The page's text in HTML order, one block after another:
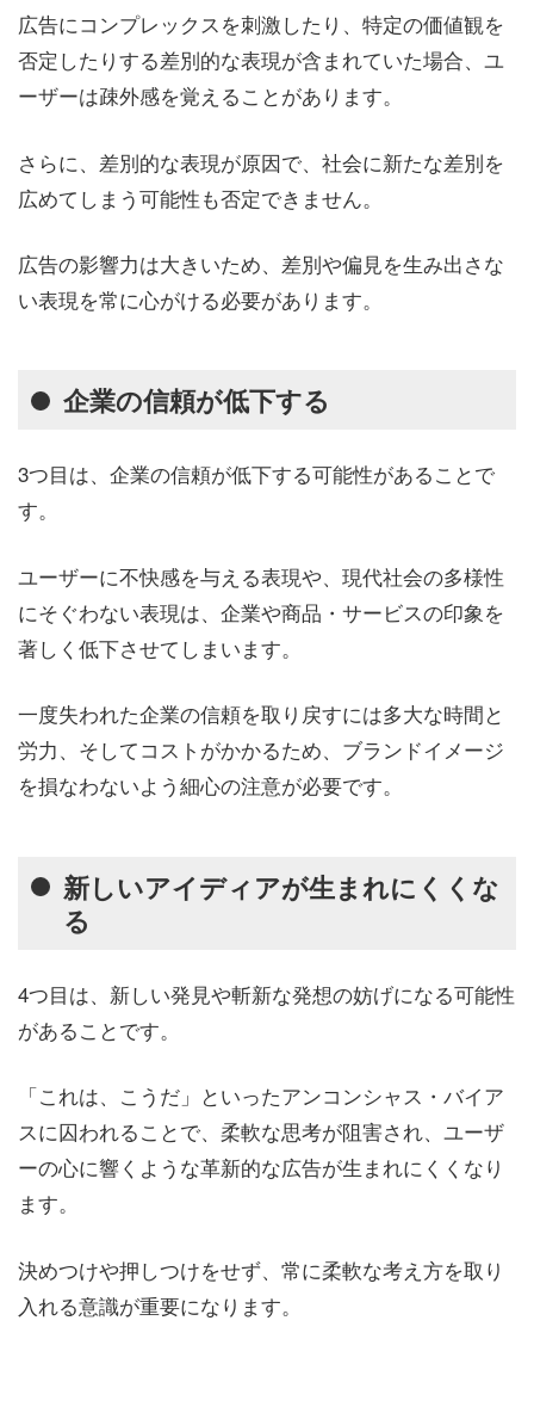
広告にコンプレックスを刺激したり、特定の価値観を
否定したりする差別的な表現が含まれていた場合、ユ
ーザーは疎外感を覚えることがあります。
さらに、差別的な表現が原因で、社会に新たな差別を
広めてしまう可能性も否定できません。
広告の影響力は大きいため、差別や偏見を生み出さな
い表現を常に心がける必要があります。
企業の信頼が低下する
3つ目は、企業の信頼が低下する可能性があることで
す。
ユーザーに不快感を与える表現や、現代社会の多様性
にそぐわない表現は、企業や商品・サービスの印象を
著しく低下させてしまいます。
一度失われた企業の信頼を取り戻すには多大な時間と
労力、そしてコストがかかるため、ブランドイメージ
を損なわないよう細心の注意が必要です。
新しいアイディアが生まれにくくな
る
4つ目は、新しい発見や斬新な発想の妨げになる可能性
があることです。
「これは、こうだ」といったアンコンシャス・バイア
スに囚われることで、柔軟な思考が阻害され、ユーザ
ーの心に響くような革新的な広告が生まれにくくなり
ます。
決めつけや押しつけをせず、常に柔軟な考え方を取り
入れる意識が重要になります。